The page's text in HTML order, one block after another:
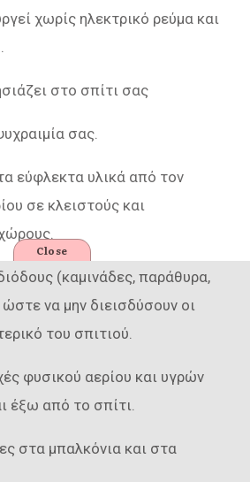
χωρίς ηλεκτρικό ρεύμα και
στο σπίτι σας
σας.
εύφλεκτα υλικά από τον
σε κλειστούς και
(καμινάδες, παράθυρα,
να μην διεισδύσουν οι
του σπιτιού.
φυσικού αερίου και υγρών
έξω από το σπίτι.
στα μπαλκόνια και στα
Close